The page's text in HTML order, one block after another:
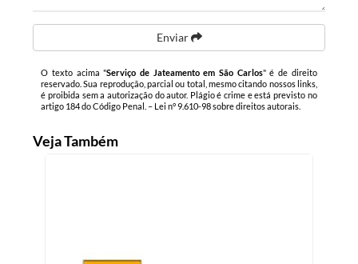
Enviar
O texto acima "Serviço de Jateamento em São Carlos" é de direito
reservado. Sua reprodução, parcial ou total, mesmo citando nossos links,
é proibida sem a autorização do autor. Plágio é crime e está previsto no
artigo 184 do Código Penal. – Lei n° 9.610-98 sobre direitos autorais
Veja Também